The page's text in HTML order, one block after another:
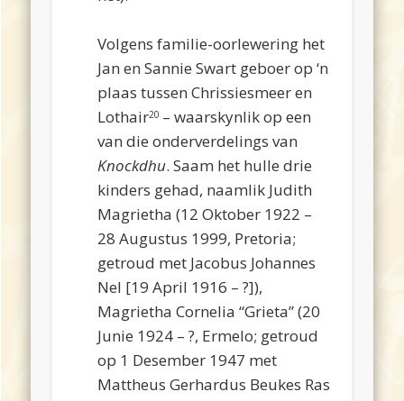
Volgens familie-oorlewering het
Jan en Sannie Swart geboer op ‘n
plaas tussen Chrissiesmeer en
Lothair20 – waarskynlik op een
van die onderverdelings van
Knockdhu. Saam het hulle drie
kinders gehad, naamlik Judith
Magrietha (12 Oktober 1922 –
28 Augustus 1999, Pretoria;
getroud met Jacobus Johannes
Nel [19 April 1916 – ?]),
Magrietha Cornelia “Grieta” (20
Junie 1924 – ?, Ermelo; getroud
op 1 Desember 1947 met
Mattheus Gerhardus Beukes Ras